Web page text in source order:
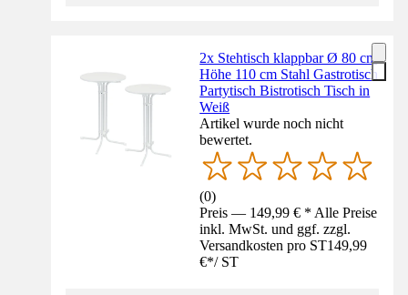
2x Stehtisch klappbar Ø 80 cm
Höhe 110 cm Stahl Gastrotisch
Partytisch Bistrotisch Tisch in
Weiß
Artikel wurde noch nicht
bewertet.
(0)
Preis — 149,99 € * Alle Preise
inkl. MwSt. und ggf. zzgl.
Versandkosten pro ST149,99
€*/ ST